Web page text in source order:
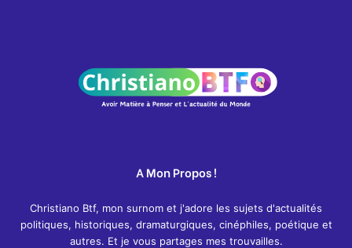
A Mon Propos !
Christiano Btf, mon surnom et j'adore les sujets d'actualités
politiques, historiques, dramaturgiques, cinéphiles, poétique et
autres. Et je vous partages mes trouvailles.